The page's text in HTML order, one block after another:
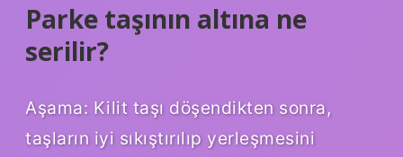
Parke taşının altına ne
serilir?
Aşama: Kilit taşı döşendikten sonra,
taşların iyi sıkıştırılıp yerleşmesini